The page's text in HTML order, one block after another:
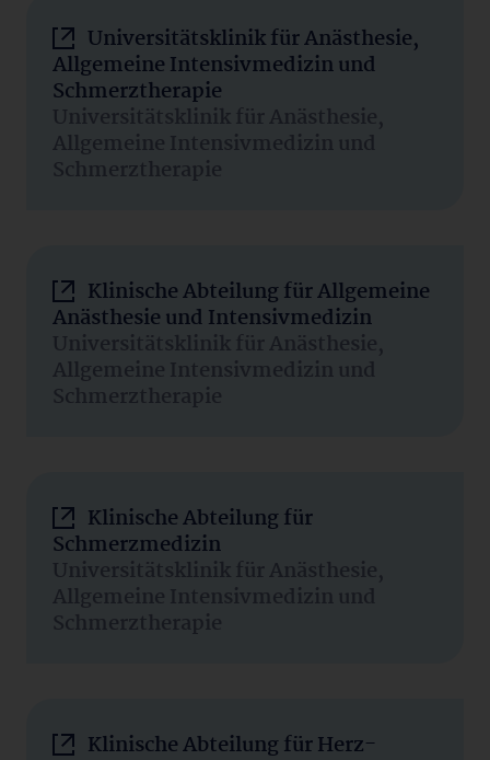
Universitätsklinik für Anästhesie,
Allgemeine Intensivmedizin und
Schmerztherapie
Universitätsklinik für Anästhesie,
Allgemeine Intensivmedizin und
Schmerztherapie
Klinische Abteilung für Allgemeine
Anästhesie und Intensivmedizin
Universitätsklinik für Anästhesie,
Allgemeine Intensivmedizin und
Schmerztherapie
Klinische Abteilung für
Schmerzmedizin
Universitätsklinik für Anästhesie,
Allgemeine Intensivmedizin und
Schmerztherapie
Klinische Abteilung für Herz-